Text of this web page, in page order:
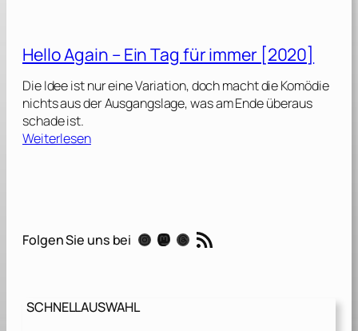
u
e
u
e
2
Hello Again – Ein Tag für immer [2020]
Die Idee ist nur eine Variation, doch macht die Komödie
nichts aus der Ausgangslage, was am Ende überaus
schade ist.
Weiterlesen:
A
n
Folgen Sie uns bei Instagram Mastodon Threads RSS-Feed
SCHNELLAUSWAHL